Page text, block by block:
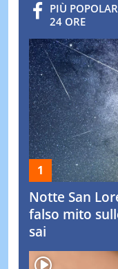
PIÙ
24 ORE
Notte San
falso mito
sai